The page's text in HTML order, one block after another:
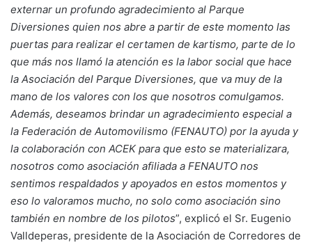
externar un profundo agradecimiento al Parque
Diversiones quien nos abre a partir de este momento las
puertas para realizar el certamen de kartismo, parte de lo
que más nos llamó la atención es la labor social que hace
la Asociación del Parque Diversiones, que va muy de la
mano de los valores con los que nosotros comulgamos.
Además, deseamos brindar un agradecimiento especial a
la Federación de Automovilismo (FENAUTO) por la ayuda y
la colaboración con ACEK para que esto se materializara,
nosotros como asociación afiliada a FENAUTO nos
sentimos respaldados y apoyados en estos momentos y
eso lo valoramos mucho, no solo como asociación sino
también en nombre de los pilotos”, explicó el Sr. Eugenio
Valldeperas, presidente de la Asociación de Corredores de